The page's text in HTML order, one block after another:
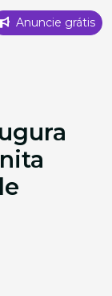
Anuncie grátis